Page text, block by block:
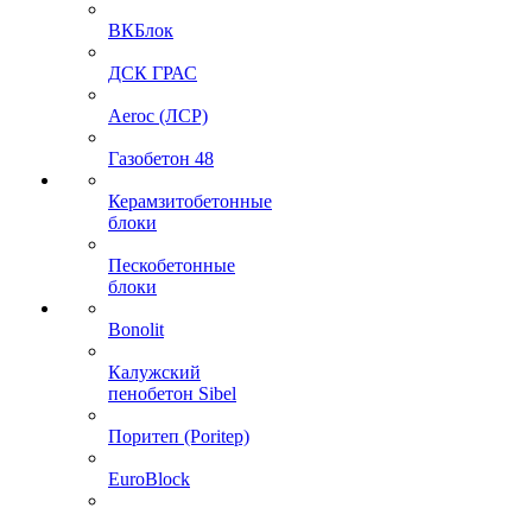
ВКБлок
ДСК ГРАС
Aeroc (ЛСР)
Газобетон 48
Керамзитобетонные
блоки
Пескобетонные
блоки
Bonolit
Калужский
пенобетон Sibel
Поритеп (Poritep)
EuroBlock